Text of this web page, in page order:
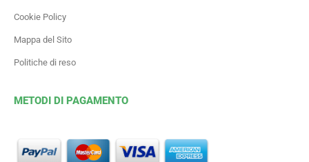
Cookie Policy
Mappa del Sito
Politiche di reso
METODI DI PAGAMENTO